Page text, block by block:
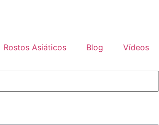
Rostos Asiáticos Blog Vídeos